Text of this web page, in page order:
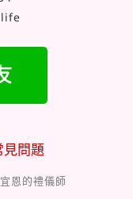
見問題
宜恩的禮儀師